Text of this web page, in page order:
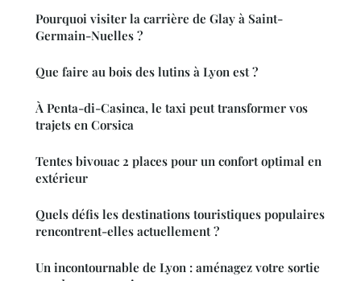
Pourquoi visiter la carrière de Glay à Saint-
Germain-Nuelles ?
Que faire au bois des lutins à Lyon est ?
À Penta-di-Casinca, le taxi peut transformer vos
trajets en Corsica
Tentes bivouac 2 places pour un confort optimal en
extérieur
Quels défis les destinations touristiques populaires
rencontrent-elles actuellement ?
Un incontournable de Lyon : aménagez votre sortie